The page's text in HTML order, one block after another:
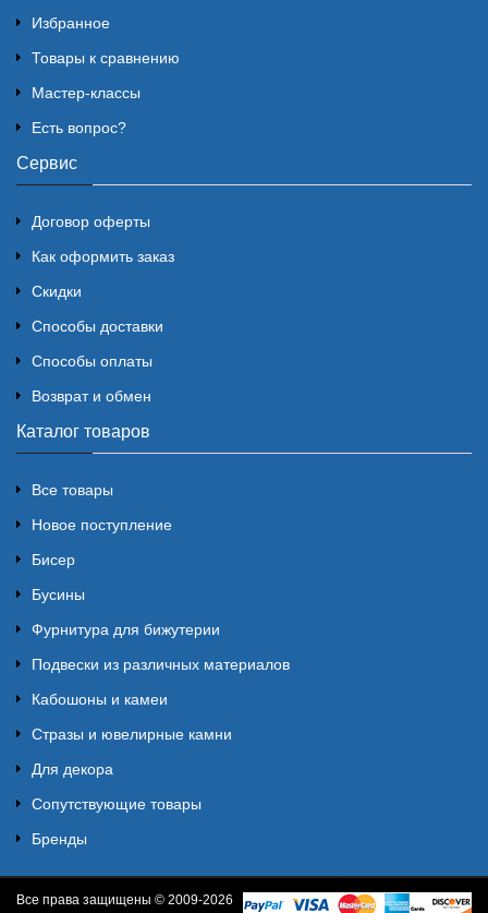
Избранное
Товары к сравнению
Мастер-классы
Есть вопрос?
Сервис
Договор оферты
Как оформить заказ
Скидки
Способы доставки
Способы оплаты
Возврат и обмен
Каталог товаров
Все товары
Новое поступление
Бисер
Бусины
Фурнитура для бижутерии
Подвески из различных материалов
Кабошоны и камеи
Стразы и ювелирные камни
Для декора
Сопутствующие товары
Бренды
Все права защищены © 2009-2026